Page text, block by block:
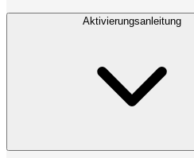
Aktivierungsanleitung